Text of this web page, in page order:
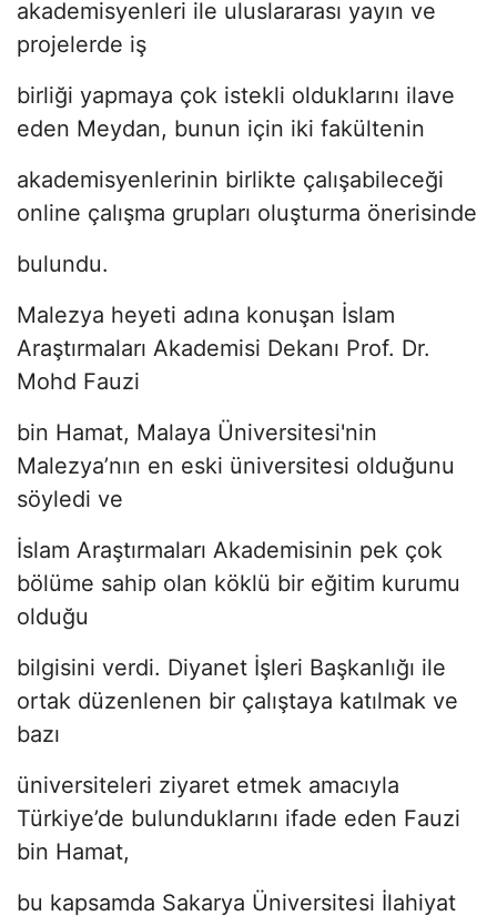
akademisyenleri ile uluslararası yayın ve
projelerde iş
birliği yapmaya çok istekli olduklarını ilave
eden Meydan, bunun için iki fakültenin
akademisyenlerinin birlikte çalışabileceği
online çalışma grupları oluşturma önerisinde
bulundu.
Malezya heyeti adına konuşan İslam
Araştırmaları Akademisi Dekanı Prof. Dr.
Mohd Fauzi
bin Hamat, Malaya Üniversitesi'nin
Malezya’nın en eski üniversitesi olduğunu
söyledi ve
İslam Araştırmaları Akademisinin pek çok
bölüme sahip olan köklü bir eğitim kurumu
olduğu
bilgisini verdi. Diyanet İşleri Başkanlığı ile
ortak düzenlenen bir çalıştaya katılmak ve
bazı
üniversiteleri ziyaret etmek amacıyla
Türkiye’de bulunduklarını ifade eden Fauzi
bin Hamat,
bu kapsamda Sakarya Üniversitesi İlahiyat